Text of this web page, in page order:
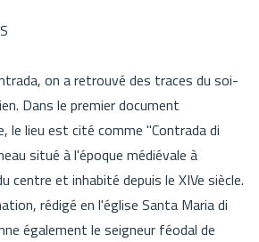
on a retrouvé des traces du soi-
Dans le premier document
le lieu est cité comme "Contrada di
situé à l'époque médiévale à
centre et inhabité depuis le XIVe siècle.
rédigé en l'église Santa Maria di
également le seigneur féodal de